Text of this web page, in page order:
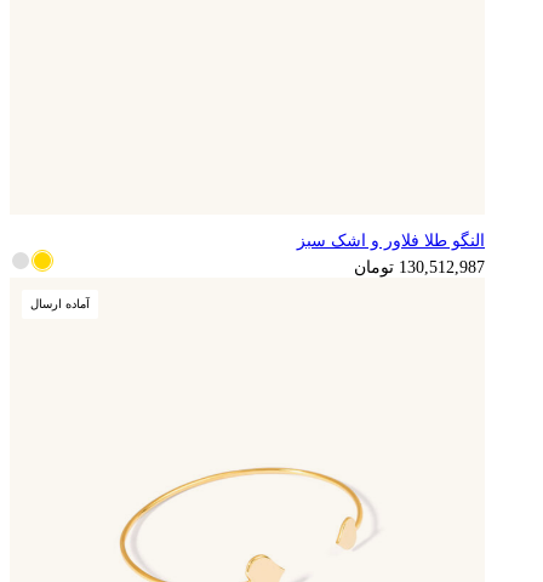
النگو طلا فلاور و اشک سبز
130,512,987 تومان
آماده ارسال